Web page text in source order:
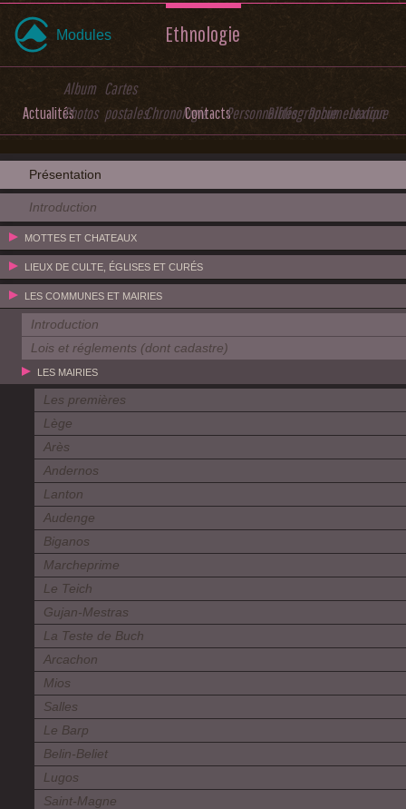
Modules Ethnologie
Actualités
Album
Photos
Cartes
postalesChronologieContactsPersonnalitésBibliographieDocumentation
Lexique
Présentation
Introduction
MOTTES ET CHATEAUX
LIEUX DE CULTE, ÉGLISES ET CURÉS
LES COMMUNES ET MAIRIES
Introduction
Lois et réglements (dont cadastre)
LES MAIRIES
Les premières
Lège
Arès
Andernos
Lanton
Audenge
Biganos
Marcheprime
Le Teich
Gujan-Mestras
La Teste de Buch
Arcachon
Mios
Salles
Le Barp
Belin-Beliet
Lugos
Saint-Magne